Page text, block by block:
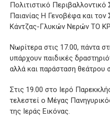
Πολιτιστικό
Παιανίας Η Γενοβέφα και
Κάντζας-Γλυκών Νερών ΤΟ
Νωρίτερα στις 17.00, πάντα
υπάρχουν παιδικές
αλλά και παράσταση θεάτρου
Στις 19.00 στο Ιερό
τελεστεί ο Μέγας
της Ιεράς Εικόνας.